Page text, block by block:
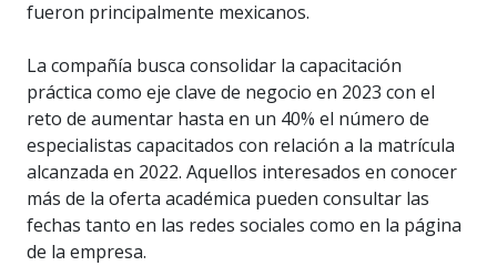
fueron principalmente mexicanos.
La compañía busca consolidar la capacitación
práctica como eje clave de negocio en 2023 con el
reto de aumentar hasta en un 40% el número de
especialistas capacitados con relación a la matrícula
alcanzada en 2022. Aquellos interesados en conocer
más de la oferta académica pueden consultar las
fechas tanto en las redes sociales como en la página
de la empresa.